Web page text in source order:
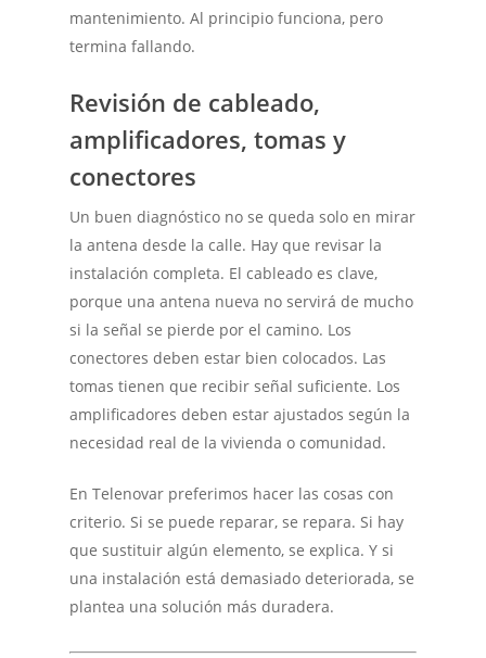
mantenimiento. Al principio funciona, pero
termina fallando.
Revisión de cableado,
amplificadores, tomas y
conectores
Un buen diagnóstico no se queda solo en mirar
la antena desde la calle. Hay que revisar la
instalación completa. El cableado es clave,
porque una antena nueva no servirá de mucho
si la señal se pierde por el camino. Los
conectores deben estar bien colocados. Las
tomas tienen que recibir señal suficiente. Los
amplificadores deben estar ajustados según la
necesidad real de la vivienda o comunidad.
En Telenovar preferimos hacer las cosas con
criterio. Si se puede reparar, se repara. Si hay
que sustituir algún elemento, se explica. Y si
una instalación está demasiado deteriorada, se
plantea una solución más duradera.